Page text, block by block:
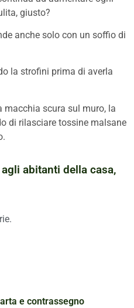
giusto?
anche solo con un soffio di
la strofini prima di averla
macchia scura sul muro, la
di rilasciare tossine malsane
abitanti della casa,
e contrassegno